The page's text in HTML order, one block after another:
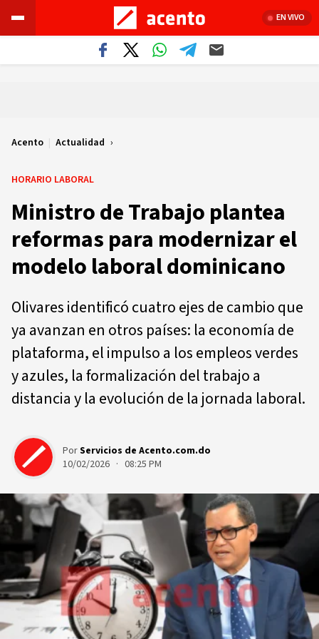
EN VIVO
Acento | Actualidad
HORARIO LABORAL
Ministro de Trabajo plantea
reformas para modernizar el
modelo laboral dominicano
Olivares identificó cuatro ejes de cambio que
ya avanzan en otros países: la economía de
plataforma, el impulso a los empleos verdes
y azules, la formalización del trabajo a
distancia y la evolución de la jornada laboral.
PorServicios de Acento.com.do
10/02/2026 · 08:25 PM